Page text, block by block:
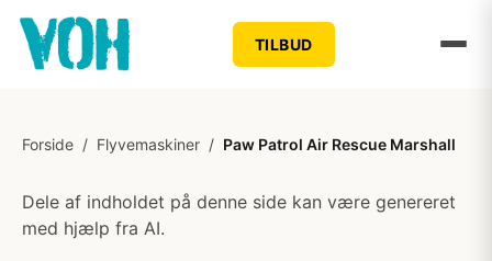
TILBUD
Forside / Flyvemaskiner / Paw Patrol Air Rescue Marshall
Dele af indholdet på denne side kan være genereret
med hjælp fra AI.